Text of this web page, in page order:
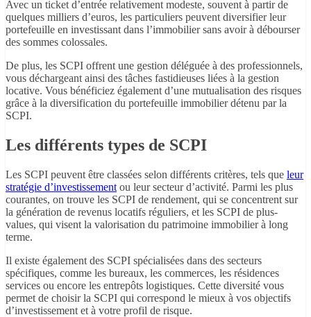
Avec un ticket d’entrée relativement modeste, souvent à partir de
quelques milliers d’euros, les particuliers peuvent diversifier leur
portefeuille en investissant dans l’immobilier sans avoir à débourser
des sommes colossales.
De plus, les SCPI offrent une gestion déléguée à des professionnels,
vous déchargeant ainsi des tâches fastidieuses liées à la gestion
locative. Vous bénéficiez également d’une mutualisation des risques
grâce à la diversification du portefeuille immobilier détenu par la
SCPI.
Les différents types de SCPI
Les SCPI peuvent être classées selon différents critères, tels que leur
stratégie d’investissement ou leur secteur d’activité. Parmi les plus
courantes, on trouve les SCPI de rendement, qui se concentrent sur
la génération de revenus locatifs réguliers, et les SCPI de plus-
values, qui visent la valorisation du patrimoine immobilier à long
terme.
Il existe également des SCPI spécialisées dans des secteurs
spécifiques, comme les bureaux, les commerces, les résidences
services ou encore les entrepôts logistiques. Cette diversité vous
permet de choisir la SCPI qui correspond le mieux à vos objectifs
d’investissement et à votre profil de risque.